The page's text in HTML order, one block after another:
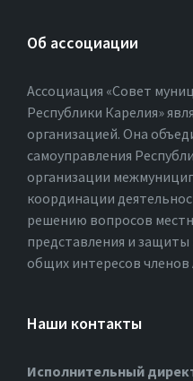
Об ассоциации
Ассоциация «Совет
Республики Карелия»
организацией. Она
самоуправления
организации
координации
решению вопросов
представления и
общих интересов членов
Наши контакты
Исполнительный